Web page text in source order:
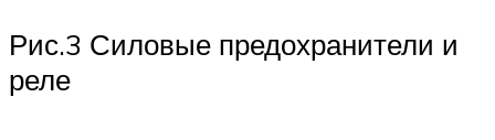
Рис.3 Силовые предохранители и
реле